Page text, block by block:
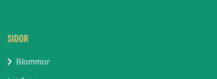
SIDOR
Blommor